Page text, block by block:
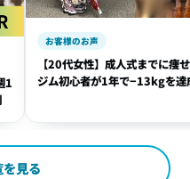
1
お客様のお声
【20代女性】成人式までに痩
ジム初心者が1年で−13kgを達
見る